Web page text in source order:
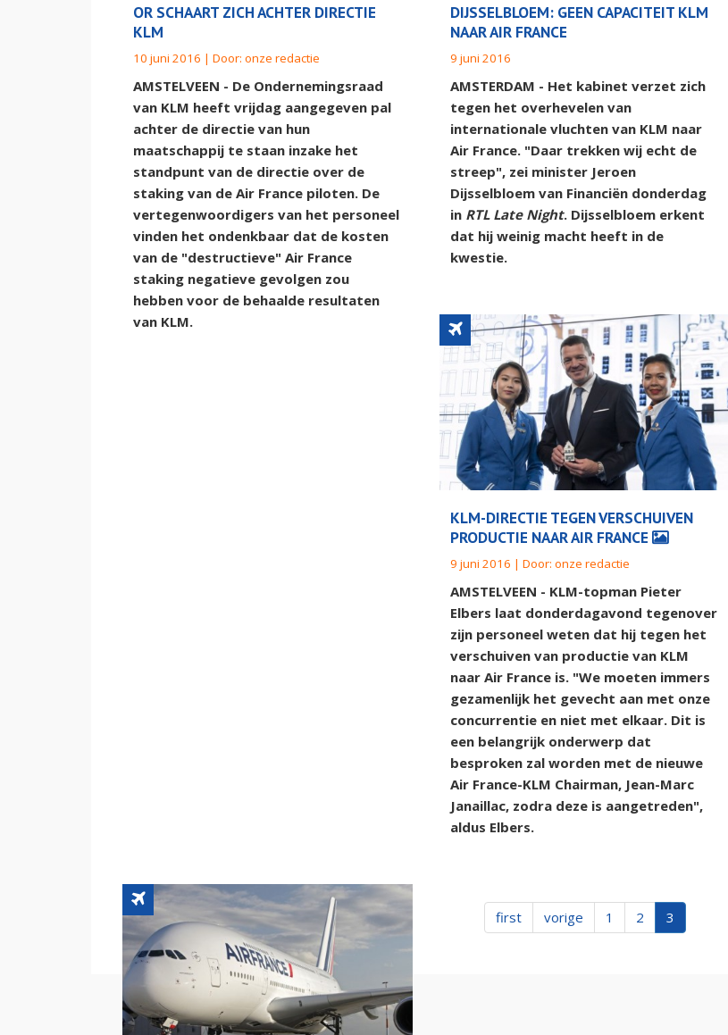
OR SCHAART ZICH ACHTER DIRECTIE
KLM
10 juni 2016 | Door: onze redactie
AMSTELVEEN - De Ondernemingsraad
van KLM heeft vrijdag aangegeven pal
achter de directie van hun
maatschappij te staan inzake het
standpunt van de directie over de
staking van de Air France piloten. De
vertegenwoordigers van het personeel
vinden het ondenkbaar dat de kosten
van de "destructieve" Air France
staking negatieve gevolgen zou
hebben voor de behaalde resultaten
van KLM.
DIJSSELBLOEM: GEEN CAPACITEIT KLM
NAAR AIR FRANCE
9 juni 2016
AMSTERDAM - Het kabinet verzet zich
tegen het overhevelen van
internationale vluchten van KLM naar
Air France. "Daar trekken wij echt de
streep", zei minister Jeroen
Dijsselbloem van Financiën donderdag
in RTL Late Night. Dijsselbloem erkent
dat hij weinig macht heeft in de
kwestie.
KLM-DIRECTIE TEGEN VERSCHUIVEN
PRODUCTIE NAAR AIR FRANCE
9 juni 2016 | Door: onze redactie
AMSTELVEEN - KLM-topman Pieter
Elbers laat donderdagavond tegenover
zijn personeel weten dat hij tegen het
verschuiven van productie van KLM
naar Air France is. "We moeten immers
gezamenlijk het gevecht aan met onze
concurrentie en niet met elkaar. Dit is
een belangrijk onderwerp dat
besproken zal worden met de nieuwe
Air France-KLM Chairman, Jean-Marc
Janaillac, zodra deze is aangetreden",
aldus Elbers.
first vorige 1 2 3